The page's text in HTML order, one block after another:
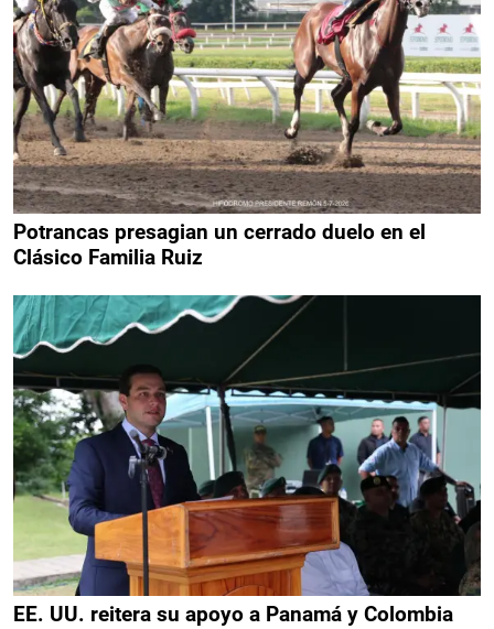
Potrancas presagian un cerrado duelo en el
Clásico Familia Ruiz
EE. UU. reitera su apoyo a Panamá y Colombia